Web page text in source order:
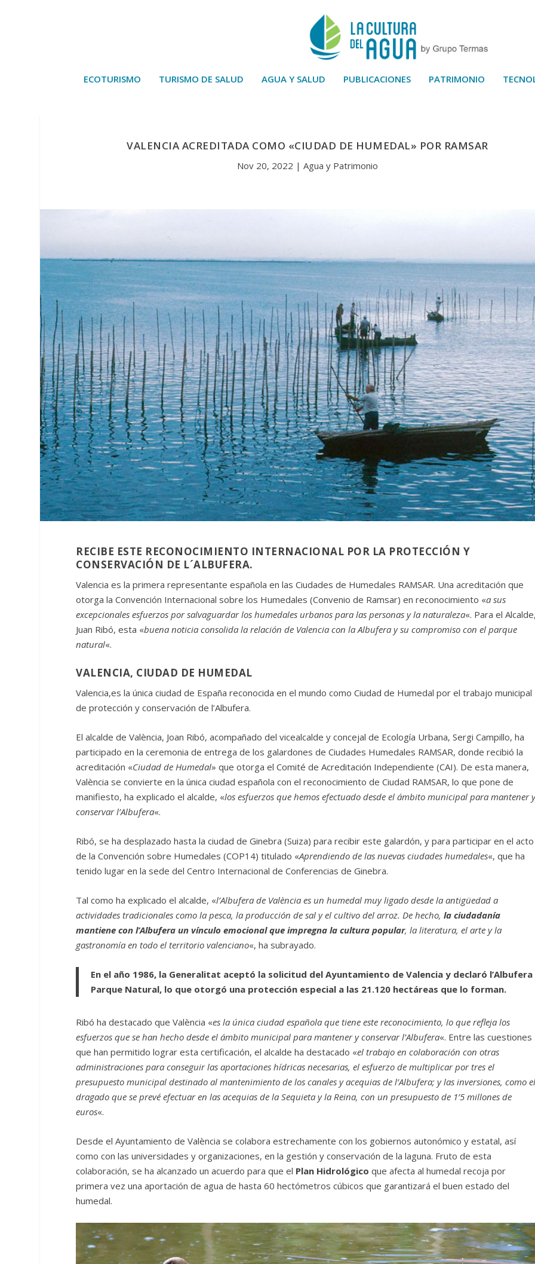
ECOTURISMO TURISMO DE SALUD AGUA Y SALUD PUBLICACIONES PATRIMONIO
VALENCIA ACREDITADA COMO «CIUDAD DE HUMEDAL» POR RAMSAR
Nov 20, 2022 | Agua y Patrimonio
RECIBE ESTE RECONOCIMIENTO INTERNACIONAL POR LA PROTECCIÓN Y
CONSERVACIÓN DE L´ALBUFERA.
Valencia es la primera representante española en las Ciudades de Humedales RAMSAR. Una acreditación que
otorga la Convención Internacional sobre los Humedales (Convenio de Ramsar) en reconocimiento «a sus
excepcionales esfuerzos por salvaguardar los humedales urbanos para las personas y la naturaleza«. Para el
Juan Ribó, esta «buena noticia consolida la relación de Valencia con la Albufera y su compromiso con el parque
natural«.
VALENCIA, CIUDAD DE HUMEDAL
Valencia,es la única ciudad de España reconocida en el mundo como Ciudad de Humedal por el trabajo municipal
de protección y conservación de l’Albufera.
El alcalde de València, Joan Ribó, acompañado del vicealcalde y concejal de Ecología Urbana, Sergi Campillo, ha
participado en la ceremonia de entrega de los galardones de Ciudades Humedales RAMSAR, donde recibió la
acreditación «Ciudad de Humedal» que otorga el Comité de Acreditación Independiente (CAI). De esta manera,
València se convierte en la única ciudad española con el reconocimiento de Ciudad RAMSAR, lo que pone de
manifiesto, ha explicado el alcalde, «los esfuerzos que hemos efectuado desde el ámbito municipal para mantener
conservar l’Albufera«.
Ribó, se ha desplazado hasta la ciudad de Ginebra (Suiza) para recibir este galardón, y para participar en el acto
de la Convención sobre Humedales (COP14) titulado «Aprendiendo de las nuevas ciudades humedales«, que ha
tenido lugar en la sede del Centro Internacional de Conferencias de Ginebra.
Tal como ha explicado el alcalde, «l’Albufera de València es un humedal muy ligado desde la antigüedad a
actividades tradicionales como la pesca, la producción de sal y el cultivo del arroz. De hecho,la ciudadanía
mantiene con l’Albufera un vínculo emocional que impregna la cultura popular, la literatura, el arte y la
gastronomía en todo el territorio valenciano«, ha subrayado.
En el año 1986, la Generalitat aceptó la solicitud del Ayuntamiento de Valencia y declaró l’Albufera
Parque Natural, lo que otorgó una protección especial a las 21.120 hectáreas que lo forman.
Ribó ha destacado que València «es la única ciudad española que tiene este reconocimiento, lo que refleja los
esfuerzos que se han hecho desde el ámbito municipal para mantener y conservar l’Albufera«. Entre las cuestiones
que han permitido lograr esta certificación, el alcalde ha destacado «el trabajo en colaboración con otras
administraciones para conseguir las aportaciones hídricas necesarias, el esfuerzo de multiplicar por tres el
presupuesto municipal destinado al mantenimiento de los canales y acequias de l’Albufera; y las inversiones, como
dragado que se prevé efectuar en las acequias de la Sequieta y la Reina, con un presupuesto de 1’5 millones de
euros«.
Desde el Ayuntamiento de València se colabora estrechamente con los gobiernos autonómico y estatal, así
como con las universidades y organizaciones, en la gestión y conservación de la laguna. Fruto de esta
colaboración, se ha alcanzado un acuerdo para que el Plan Hidrológico que afecta al humedal recoja por
primera vez una aportación de agua de hasta 60 hectómetros cúbicos que garantizará el buen estado del
humedal.